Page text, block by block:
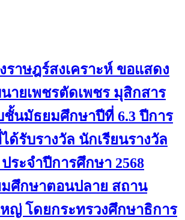
ราษฎร์สงเคราะห์ ขอแสดง
ายเพชรตัดเพชร มุสิกสาร
ชั้นมัธยมศึกษาปีที่ 6.3 ปีการ
ด้รับรางวัล นักเรียนรางวัล
ระจำปีการศึกษา 2568
ศึกษาตอนปลาย สถาน
ญ่ โดยกระทรวงศึกษาธิการ